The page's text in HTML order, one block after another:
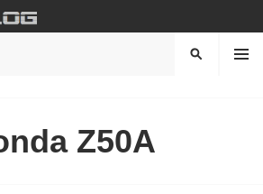
MENÜ
SUCHEN
Z50A